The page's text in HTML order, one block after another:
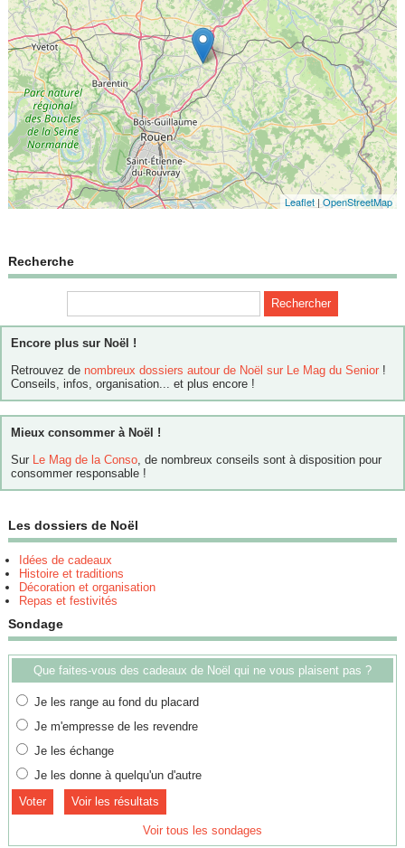
Leaflet |OpenStreetMap
Recherche
Encore plus sur Noël !
Retrouvez de nombreux dossiers autour de Noël sur Le Mag du Senior !
Conseils, infos, organisation... et plus encore !
Mieux consommer à Noël !
Sur
Le Mag de la Conso , de nombreux conseils sont à disposition pour
consommer responsable !
Les dossiers de Noël
Idées de cadeaux
Histoire et traditions
Décoration et organisation
Repas et festivités
Sondage
Que faites-vous des cadeaux de Noël qui ne vous plaisent pas ?
Je les range au fond du placard
Je m'empresse de les revendre
Je les échange
Je les donne à quelqu'un d'autre
Voir les résultats
Voir tous les sondages